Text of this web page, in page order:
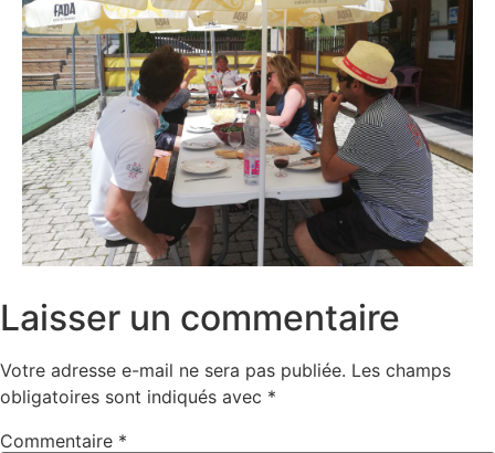
Laisser un commentaire
Votre adresse e-mail ne sera pas publiée. Les champs
obligatoires sont indiqués avec *
Commentaire *